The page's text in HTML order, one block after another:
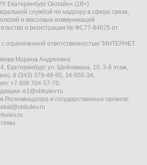
Екатеринбург Онлайн» (18+)
службой по надзору в сфере связи,
и массовых коммуникаций
о регистрации № ФС77-84675 от
ограниченной ответственностью "ИНТЕРНЕТ
Марина Андреевна
Екатеринбург, ул. Шейнкмана, 10, 3-й этаж,
8 (343) 379-49-95, 34-555-34,
+7 909 704-57-70
e1@shkulev.ru
Роскомнадзора и государственных органов: